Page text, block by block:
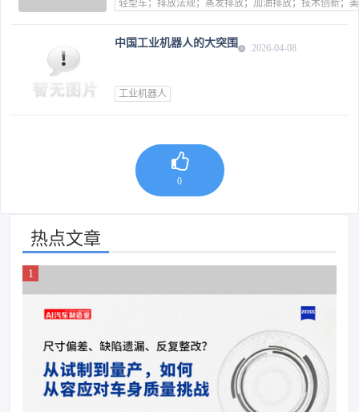
轻型车；排放法规；蒸发排放；加油排放；技术创新；
中国工业机器人的大突围 2026-04-08
工业机器人
0
热点文章